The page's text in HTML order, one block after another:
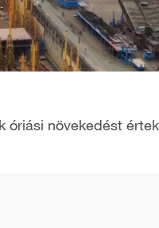
növekedést